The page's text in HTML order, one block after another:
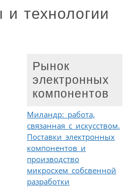
технологии
Рынок
электронных
компонентов
Миландр: работа,
связанная с искусством.
Поставки электронных
компонентов и
производство
микросхем собсвенной
разработки